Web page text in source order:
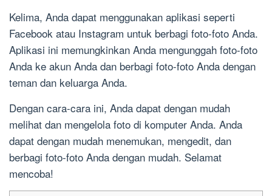
Kelima, Anda dapat menggunakan aplikasi seperti
Facebook atau Instagram untuk berbagi foto-foto Anda.
Aplikasi ini memungkinkan Anda mengunggah foto-foto
Anda ke akun Anda dan berbagi foto-foto Anda dengan
teman dan keluarga Anda.
Dengan cara-cara ini, Anda dapat dengan mudah
melihat dan mengelola foto di komputer Anda. Anda
dapat dengan mudah menemukan, mengedit, dan
berbagi foto-foto Anda dengan mudah. Selamat
mencoba!